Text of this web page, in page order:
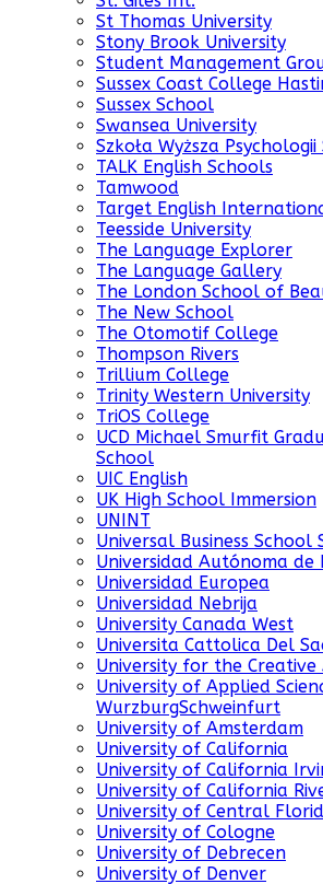
St Thomas University
Stony Brook University
Student Management
Sussex Coast College
Sussex School
Swansea University
Szkoła Wyższa Psychologii
TALK English Schools
Tamwood
Target English
Teesside University
The Language Explorer
The Language Gallery
The London School of
The New School
The Otomotif College
Thompson Rivers
Trillium College
Trinity Western University
TriOS College
UCD Michael Smurfit
School
UIC English
UK High School Immersion
UNINT
Universal Business School
Universidad Autónoma de
Universidad Europea
Universidad Nebrija
University Canada West
Universita Cattolica Del
University for the Creative
University of Applied
WurzburgSchweinfurt
University of Amsterdam
University of California
University of California
University of California
University of Central
University of Cologne
University of Debrecen
University of Denver